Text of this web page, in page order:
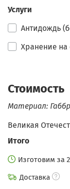
Услуги
Антидождь
Хранение на
Стоимость
Материал:
Великая
Итого
Изготовим за
Доставка